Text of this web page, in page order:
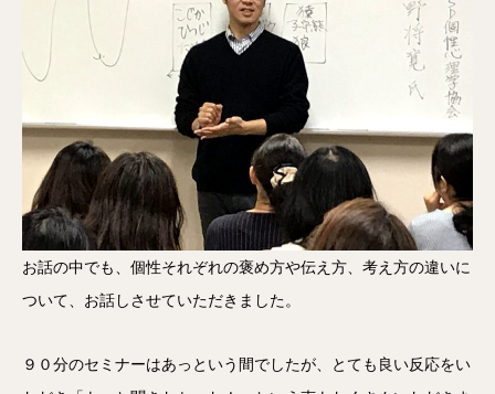
お話の中でも、個性それぞれの褒め方や伝え方、考え方の違いに
ついて、お話しさせていただきました。
９０分のセミナーはあっという間でしたが、とても良い反応をい